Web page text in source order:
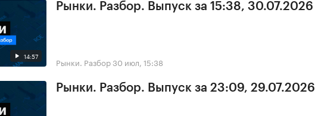
14:57
Рынки. Разбор. Выпуск за 15:38, 30.07.2026
Рынки. Разбор30 июл, 15:38
Рынки. Разбор. Выпуск за 23:09, 29.07.2026